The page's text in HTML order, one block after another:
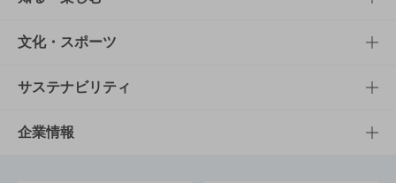
商品一覧
商品発売情報
栄養成分一覧
知る・楽しむTOP
キャンペーン
工場見学
文化・スポーツ
文化・スポーツTOP
サントリーホール
サステナビリティ
サステナビリティTOP
企業情報